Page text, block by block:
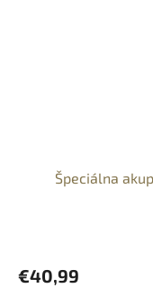
Špeciálna
€40,99